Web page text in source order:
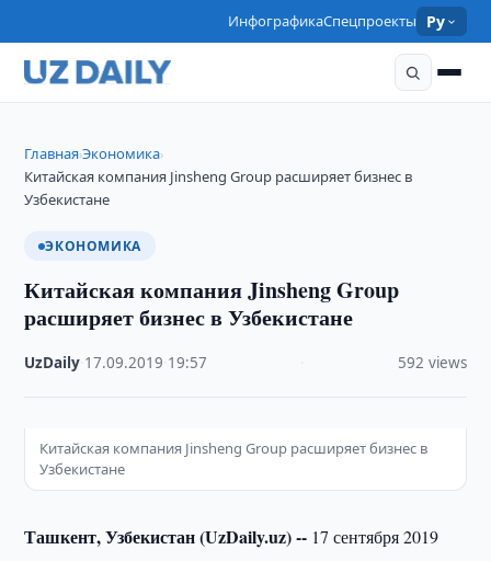
ИнфографикаСпецпроекты Ру
Главная›Экономика›
Китайская компания Jinsheng Group расширяет бизнес в
Узбекистане
ЭКОНОМИКА
Китайская компания Jinsheng Group
расширяет бизнес в Узбекистане
UzDaily 17.09.2019 19:57 592 views
Китайская компания Jinsheng Group расширяет бизнес в
Узбекистане
Ташкент, Узбекистан (UzDaily.uz) -- 17 сентября 2019